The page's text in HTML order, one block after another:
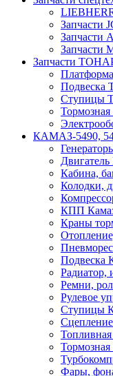
Запчасти
Запчасти
Запчасти
Ступицы
КАМАЗ-5490,
Двигатель
Кабина,
Колодки,
КПП
Краны
Подвеска
Радиатор,
Ремни,
Рулевое
Ступицы
Топливная
Тормозная
Фары,